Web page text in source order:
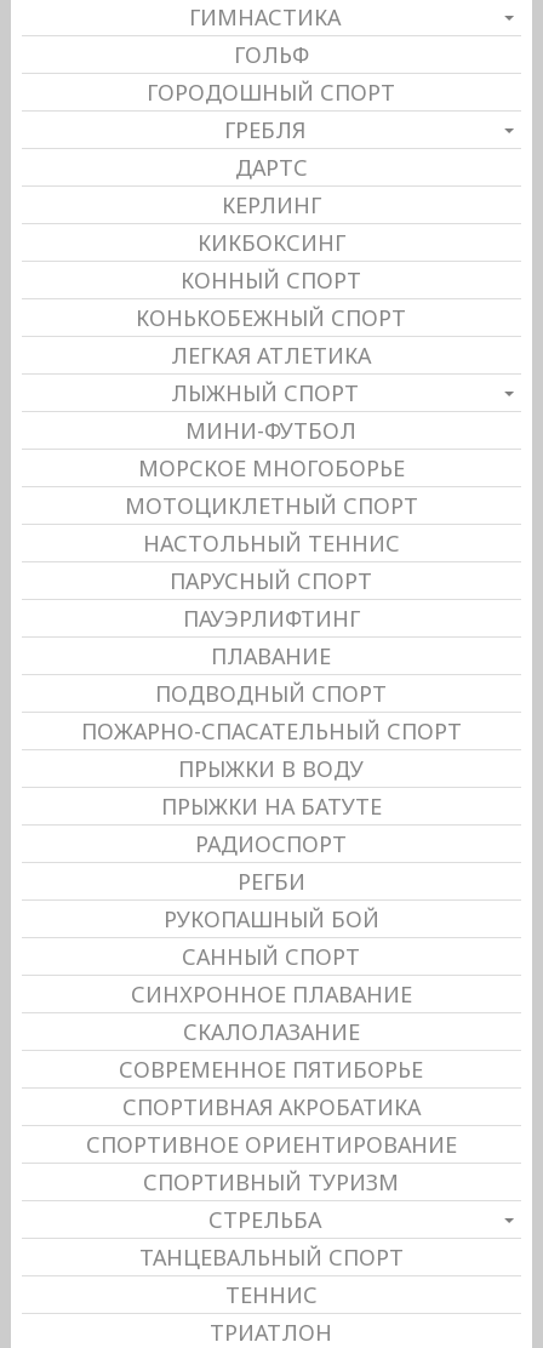
ГИМНАСТИКА
ГОЛЬФ
ГОРОДОШНЫЙ СПОРТ
ГРЕБЛЯ
ДАРТС
КЕРЛИНГ
КИКБОКСИНГ
КОННЫЙ СПОРТ
КОНЬКОБЕЖНЫЙ СПОРТ
ЛЕГКАЯ АТЛЕТИКА
ЛЫЖНЫЙ СПОРТ
МИНИ-ФУТБОЛ
МОРСКОЕ МНОГОБОРЬЕ
МОТОЦИКЛЕТНЫЙ СПОРТ
НАСТОЛЬНЫЙ ТЕННИС
ПАРУСНЫЙ СПОРТ
ПАУЭРЛИФТИНГ
ПЛАВАНИЕ
ПОДВОДНЫЙ СПОРТ
ПОЖАРНО-СПАСАТЕЛЬНЫЙ СПОРТ
ПРЫЖКИ В ВОДУ
ПРЫЖКИ НА БАТУТЕ
РАДИОСПОРТ
РЕГБИ
РУКОПАШНЫЙ БОЙ
САННЫЙ СПОРТ
СИНХРОННОЕ ПЛАВАНИЕ
СКАЛОЛАЗАНИЕ
СОВРЕМЕННОЕ ПЯТИБОРЬЕ
СПОРТИВНАЯ АКРОБАТИКА
СПОРТИВНОЕ ОРИЕНТИРОВАНИЕ
СПОРТИВНЫЙ ТУРИЗМ
СТРЕЛЬБА
ТАНЦЕВАЛЬНЫЙ СПОРТ
ТЕННИС
ТРИАТЛОН